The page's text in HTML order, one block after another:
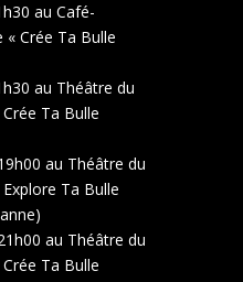
au Café-
« Crée Ta Bulle
au Théâtre du
Ta Bulle
au Théâtre du
Ta Bulle
au Théâtre du
Ta Bulle